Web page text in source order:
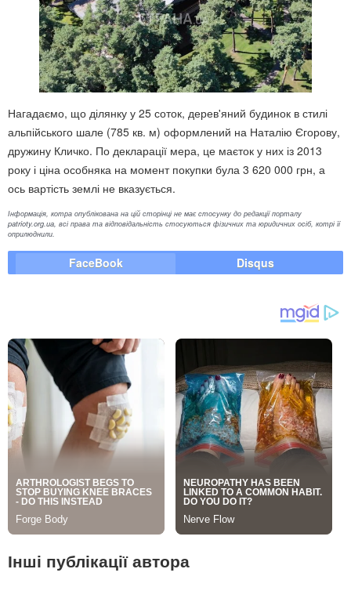
Нагадаємо, що ділянку у 25 соток, дерев'яний будинок в стилі
альпійського шале (785 кв. м) оформлений на Наталію Єгорову,
дружину Кличко. По декларації мера, це маєток у них із 2013
року і ціна особняка на момент покупки була 3 620 000 грн, а
ось вартість землі не вказується.
Інформація, котра опублікована на цій сторінці не має стосунку до редакції порталу
patrioty.org.ua, всі права та відповідальність стосуються фізичних та юридичних осіб, котрі її
оприлюднили.
FaceBook Disqus
Інші публікації автора